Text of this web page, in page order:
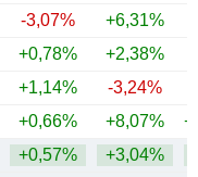
-3,07% +6,31%
+0,78% +2,38%
+1,14% -3,24%
+0,66% +8,07%
+0,57% +3,04%